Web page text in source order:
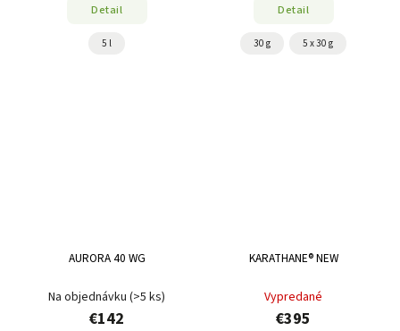
Detail
5 l
Detail
30 g 5 x 30 g
AURORA 40 WG
Na objednávku (>5 ks)
€142
KARATHANE® NEW
Vypredané
€395